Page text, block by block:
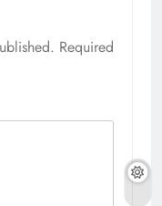
Required